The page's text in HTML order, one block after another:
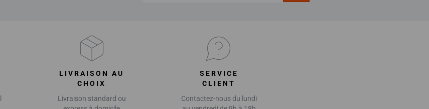
LIVRAISON AU
CHOIX
Livraison standard ou
SERVICE
CLIENT
Contactez-nous du lundi